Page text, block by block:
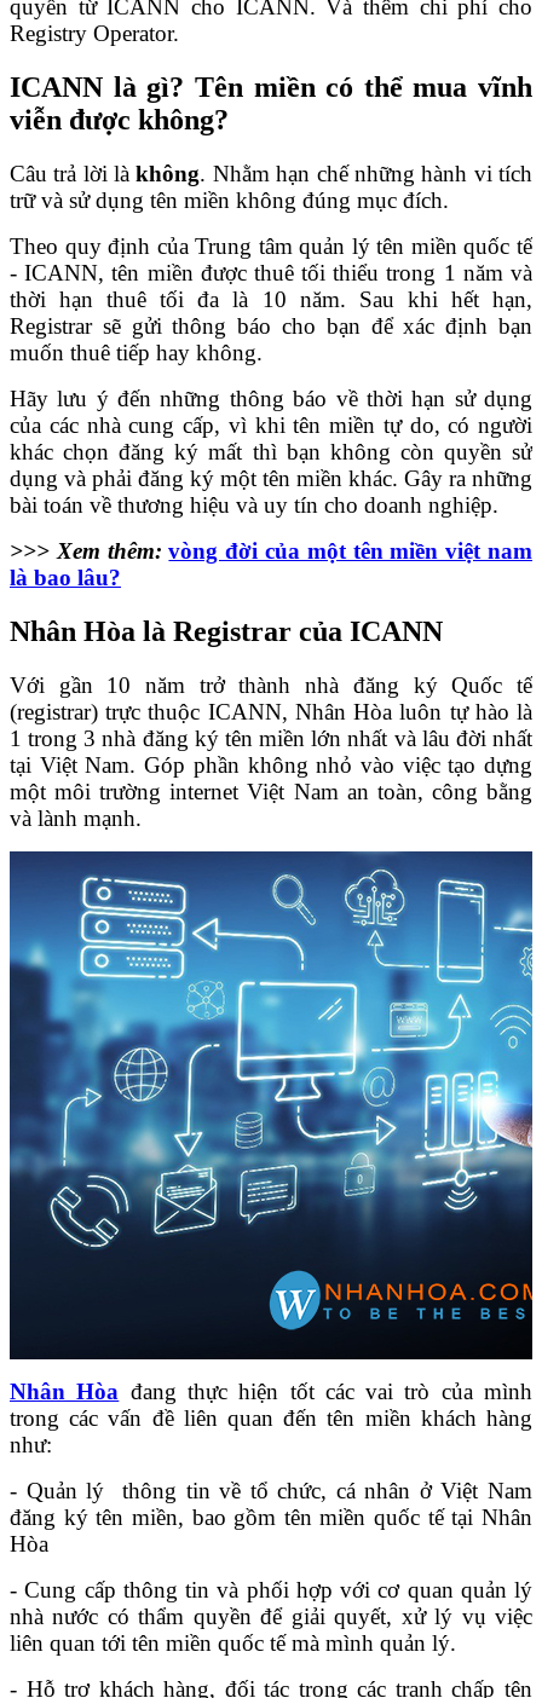
quyền từ ICANN cho ICANN. Và thêm chi phí cho
Registry Operator.
ICANN là gì? Tên miền có thể mua vĩnh
viễn được không?
Câu trả lời là không. Nhằm hạn chế những hành vi tích
trữ và sử dụng tên miền không đúng mục đích.
Theo quy định của Trung tâm quản lý tên miền quốc tế
- ICANN, tên miền được thuê tối thiểu trong 1 năm và
thời hạn thuê tối đa là 10 năm. Sau khi hết hạn,
Registrar sẽ gửi thông báo cho bạn để xác định bạn
muốn thuê tiếp hay không.
Hãy lưu ý đến những thông báo về thời hạn sử dụng
của các nhà cung cấp, vì khi tên miền tự do, có người
khác chọn đăng ký mất thì bạn không còn quyền sử
dụng và phải đăng ký một tên miền khác. Gây ra những
bài toán về thương hiệu và uy tín cho doanh nghiệp.
>>> Xem thêm: vòng đời của một tên miền việt nam
là bao lâu?
Nhân Hòa là Registrar của ICANN
Với gần 10 năm trở thành nhà đăng ký Quốc tế
(registrar) trực thuộc ICANN, Nhân Hòa luôn tự hào là
1 trong 3 nhà đăng ký tên miền lớn nhất và lâu đời nhất
tại Việt Nam. Góp phần không nhỏ vào việc tạo dựng
một môi trường internet Việt Nam an toàn, công bằng
và lành mạnh.
Nhân Hòa đang thực hiện tốt các vai trò của mình
trong các vấn đề liên quan đến tên miền khách hàng
như:
- Quản lý thông tin về tổ chức, cá nhân ở Việt Nam
đăng ký tên miền, bao gồm tên miền quốc tế tại Nhân
Hòa
- Cung cấp thông tin và phối hợp với cơ quan quản lý
nhà nước có thẩm quyền để giải quyết, xử lý vụ việc
liên quan tới tên miền quốc tế mà mình quản lý.
- Hỗ trợ khách hàng, đối tác trong các tranh chấp tên